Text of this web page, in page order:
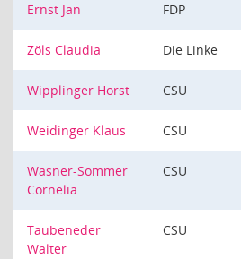
Ernst Jan FDP
Zöls Claudia Die Linke
Wipplinger Horst CSU
Weidinger Klaus CSU
Wasner-Sommer
Cornelia
CSU
Taubeneder
Walter
CSU